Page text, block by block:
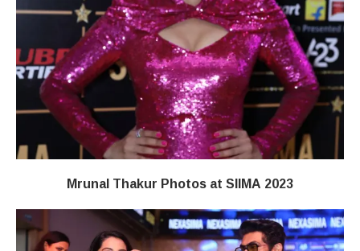
Mrunal Thakur Photos at SIIMA 2023